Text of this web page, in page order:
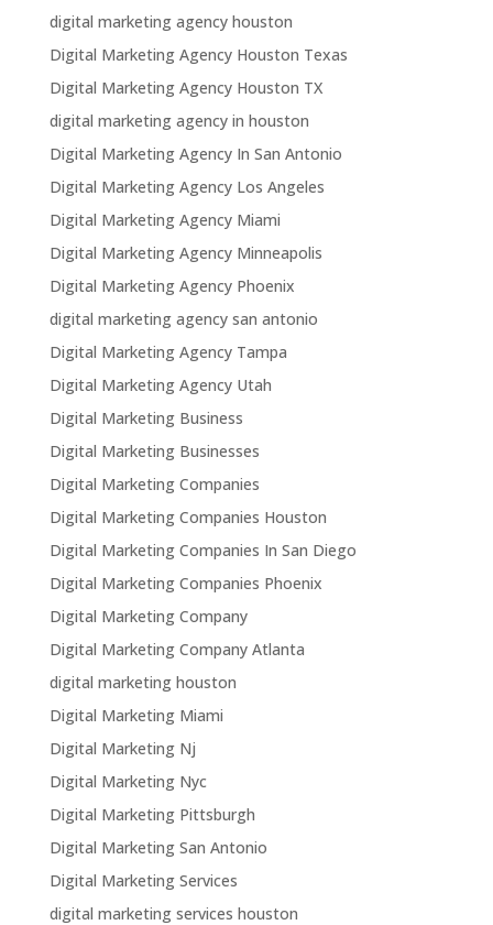
digital marketing agency houston
Digital Marketing Agency Houston Texas
Digital Marketing Agency Houston TX
digital marketing agency in houston
Digital Marketing Agency In San Antonio
Digital Marketing Agency Los Angeles
Digital Marketing Agency Miami
Digital Marketing Agency Minneapolis
Digital Marketing Agency Phoenix
digital marketing agency san antonio
Digital Marketing Agency Tampa
Digital Marketing Agency Utah
Digital Marketing Business
Digital Marketing Businesses
Digital Marketing Companies
Digital Marketing Companies Houston
Digital Marketing Companies In San Diego
Digital Marketing Companies Phoenix
Digital Marketing Company
Digital Marketing Company Atlanta
digital marketing houston
Digital Marketing Miami
Digital Marketing Nj
Digital Marketing Nyc
Digital Marketing Pittsburgh
Digital Marketing San Antonio
Digital Marketing Services
digital marketing services houston